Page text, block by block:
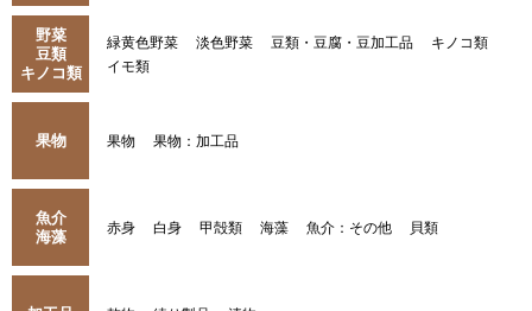
野菜
豆類
キノコ類
緑黄色野菜 淡色野菜 豆類・豆腐・豆加工品
キノコ類
イモ類
果物 果物 果物：加工品
魚介
海藻
赤身 白身 甲殻類 海藻 魚介：その他 貝類